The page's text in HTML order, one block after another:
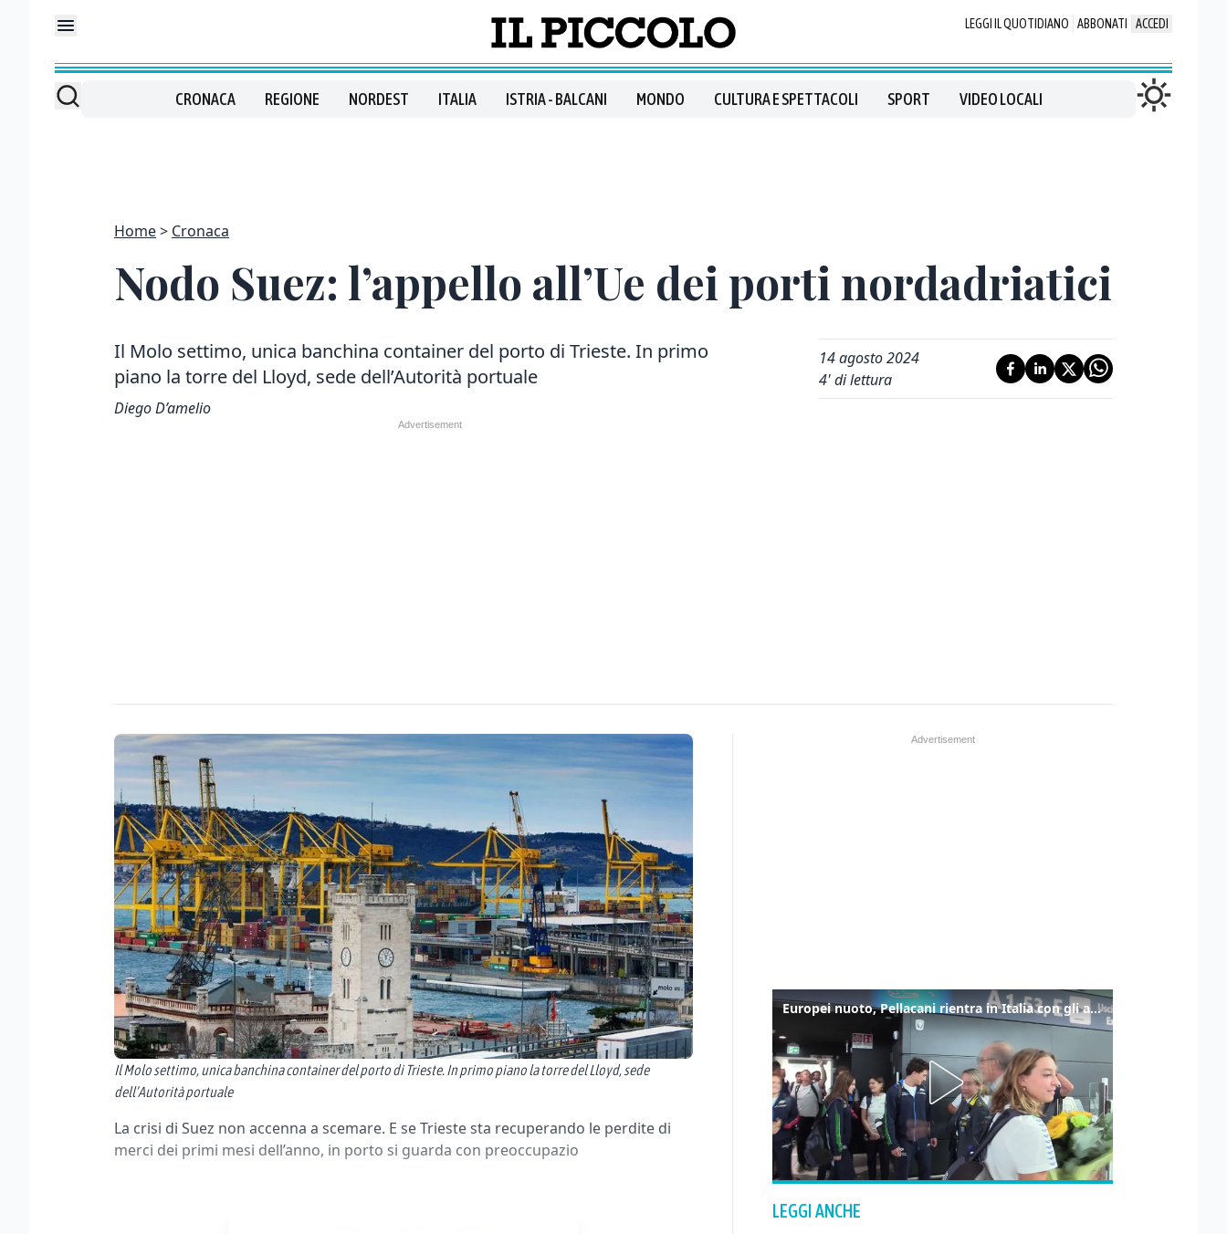
LEGGI IL QUOTIDIANO ABBONATI ACCEDI
CRONACA REGIONE NORDEST ITALIA ISTRIA - BALCANI MONDO CULTURA E SPETTACOLI SPORT VIDEO LOCALI
Home Cronaca
Nodo Suez: l’appello all’Ue dei porti nordadriatici
Il Molo settimo, unica banchina container del porto di Trieste. In primo
piano la torre del Lloyd, sede dell’Autorità portuale
Diego D’amelio
14 agosto 2024
4' di lettura
Il Molo settimo, unica banchina container del porto di Trieste. In primo piano la torre del Lloyd, sede
dell’Autorità portuale
La crisi di Suez non accenna a scemare. E se Trieste sta recuperando le perdite di
merci dei primi mesi dell’anno, in porto si guarda con preoccupazio
Europei nuoto, Pellacani rientra in Italia con gli azzurri dei tuffi
LEGGI ANCHE